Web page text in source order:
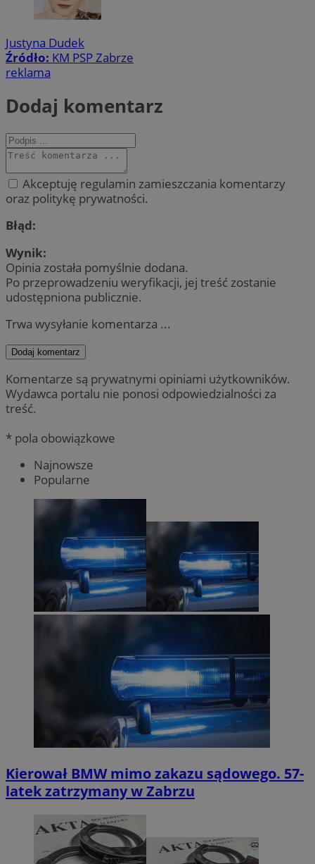
Justyna Dudek
Źródło: KM PSP Zabrze
reklama
Dodaj komentarz
Akceptuję regulamin zamieszczania komentarzy
oraz politykę prywatności.
Błąd:
Wynik:
Opinia została pomyślnie dodana.
Po przeprowadzeniu weryfikacji, jej treść zostanie
udostępniona publicznie.
Trwa wysyłanie komentarza ...
Dodaj komentarz
Komentarze są prywatnymi opiniami użytkowników.
Wydawca portalu nie ponosi odpowiedzialności za
treść.
* pola obowiązkowe
Najnowsze
Popularne
Kierował BMW mimo zakazu sądowego. 57-
latek zatrzymany w Zabrzu